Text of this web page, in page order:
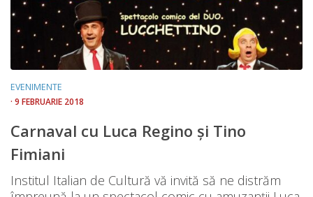
EVENIMENTE
· 9 FEBRUARIE 2018
Carnaval cu Luca Regino și Tino
Fimiani
Institul Italian de Cultură vă invită să ne distrăm